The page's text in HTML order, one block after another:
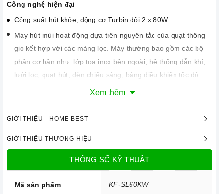
Công nghệ hiện đại
Công suất hút khỏe, động cơ Turbin đôi 2 x 80W
Máy hút mùi hoạt động dựa trên nguyên tắc của quạt thông
gió kết hợp với các màng lọc. Máy thường bao gồm các bộ
phận cơ bản như: lớp toa inox bên ngoài, hệ thống dẫn khí,
lưới lọc, quạt hút, đèn chiếu sáng, bảng điều khiển tốc độ
BAR 15W dài có tác dụng chiếu sáng và làm cho công việc
Chức năng an toàn
Máy sử dụng phương pháp hút mùi trực tiếp tức mùi được
đẩy ra ngoài theo đường ống thoátD120. Đồng thời chức
năng khử mùi bằng than hoạt tính sẽ giúp cho không khí
Xem thêm
GIỚI THIỆU - HOME BEST
GIỚI THIỆU THƯƠNG HIỆU
THÔNG SỐ KỸ THUẬT
Mã sản phẩm KF-SL60KW